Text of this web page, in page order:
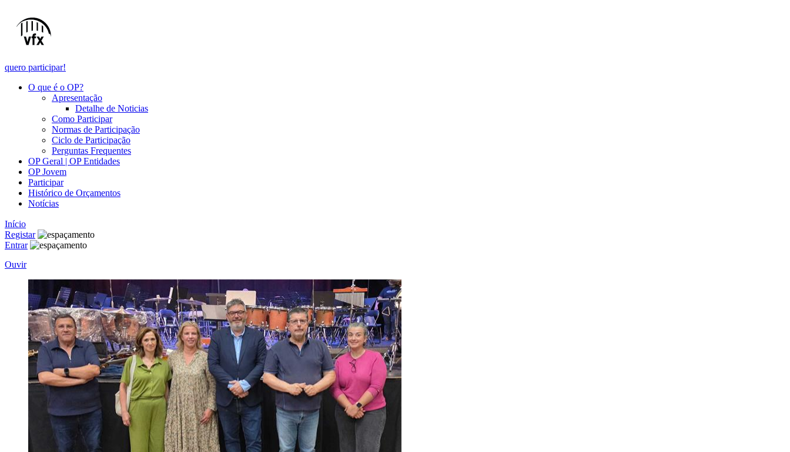
quero participar!
O que é o OP?
Apresentação
Detalhe de Noticias
Como Participar
Normas de Participação
Ciclo de Participação
Perguntas Frequentes
OP Geral | OP Entidades
OP Jovem
Participar
Histórico de Orçamentos
Notícias
Início
Registar
Entrar
Ouvir